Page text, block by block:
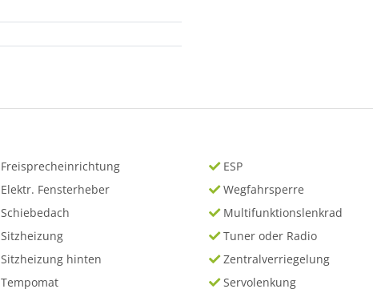
Freisprecheinrichtung
Elektr. Fensterheber
Schiebedach
Sitzheizung
Sitzheizung hinten
Tempomat
ESP
Wegfahrsperre
Multifunktionslenkrad
Tuner oder Radio
Zentralverriegelung
Servolenkung